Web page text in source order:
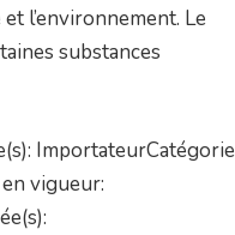
l’environnement. Le
substances
ImportateurCatégorie
vigueur: